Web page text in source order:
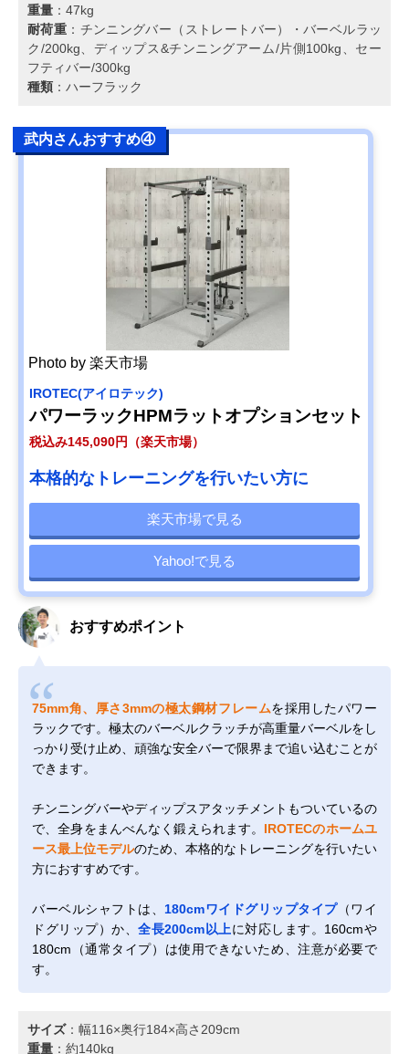
重量 ：47kg
耐荷重 ：チンニングバー（ストレートバー）・バーベルラッ
ク/200kg、ディップス&チンニングアーム/片側100kg、セー
フティバー/300kg
種類 ：ハーフラック
武内さんおすすめ④
Photo by 楽天市場
IROTEC(アイロテック)
パワーラックHPMラットオプションセット
税込み145,090円（楽天市場）
本格的なトレーニングを行いたい方に
楽天市場で見る
Yahoo!で見る
おすすめポイント
75mm角、厚さ3mmの極太鋼材フレームを採用したパワー
ラックです。極太のバーベルクラッチが高重量バーベルをし
っかり受け止め、頑強な安全バーで限界まで追い込むことが
できます。
チンニングバーやディップスアタッチメントもついているの
で、全身をまんべんなく鍛えられます。 IROTECのホームユ
ース最上位モデルのため、本格的なトレーニングを行いたい
方におすすめです。
バーベルシャフトは、 180cmワイドグリップタイプ（ワイ
ドグリップ）か、全長200cm以上に対応します。160cmや
180cm（通常タイプ）は使用できないため、注意が必要で
す。
サイズ：幅116×奥行184×高さ209cm
重量 ：約140kg